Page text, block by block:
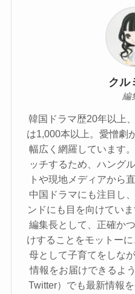
クル
編
韓国ドラマ歴20年以上
は1,000本以上。愛憎劇
幅広く網羅しています
ッチするため、ハング
トや現地メディアから
中国ドラマにも注目し
ンドにも目を向けてい
編集長として、正確か
けすることをモットー
母として子育てをしな
情報をお届けできるよ
Twitter）でも最新情報